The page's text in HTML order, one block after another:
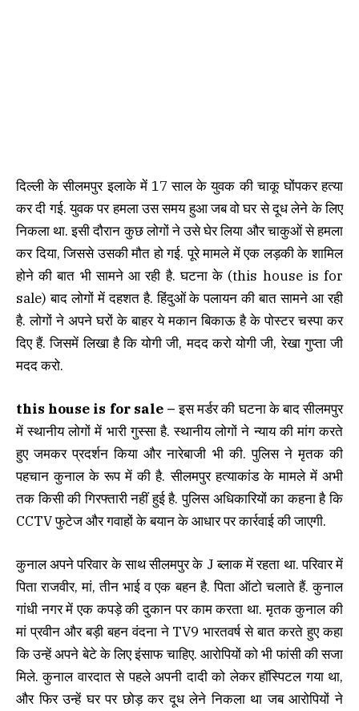
दिल्ली के सीलमपुर इलाके में 17 साल के युवक की चाकू घोंपकर हत्या
कर दी गई. युवक पर हमला उस समय हुआ जब वो घर से दूध लेने के लिए
निकला था. इसी दौरान कुछ लोगों ने उसे घेर लिया और चाकुओं से हमला
कर दिया, जिससे उसकी मौत हो गई. पूरे मामले में एक लड़की के शामिल
होने की बात भी सामने आ रही है. घटना के (this house is for
sale) बाद लोगों में दहशत है. हिंदुओं के पलायन की बात सामने आ रही
है. लोगों ने अपने घरों के बाहर ये मकान बिकाऊ है के पोस्टर चस्पा कर
दिए हैं. जिसमें लिखा है कि योगी जी, मदद करो योगी जी, रेखा गुप्ता जी
मदद करो.
this house is for sale –इस मर्डर की घटना के बाद सीलमपुर
में स्थानीय लोगों में भारी गुस्सा है. स्थानीय लोगों ने न्याय की मांग करते
हुए जमकर प्रदर्शन किया और नारेबाजी भी की. पुलिस ने मृतक की
पहचान कुनाल के रूप में की है. सीलमपुर हत्याकांड के मामले में अभी
तक किसी की गिरफ्तारी नहीं हुई है. पुलिस अधिकारियों का कहना है कि
CCTV फुटेज और गवाहों के बयान के आधार पर कार्रवाई की जाएगी.
कुनाल अपने परिवार के साथ सीलमपुर के J ब्लाक में रहता था. परिवार में
पिता राजवीर, मां, तीन भाई व एक बहन है. पिता ऑटो चलाते हैं. कुनाल
गांधी नगर में एक कपड़े की दुकान पर काम करता था. मृतक कुनाल की
मां प्रवीन और बड़ी बहन वंदना ने TV9 भारतवर्ष से बात करते हुए कहा
कि उन्हें अपने बेटे के लिए इंसाफ चाहिए. आरोपियों को भी फांसी की सजा
मिले. कुनाल वारदात से पहले अपनी दादी को लेकर हॉस्पिटल गया था,
और फिर उन्हें घर पर छोड़ कर दूध लेने निकला था जब आरोपियों ने